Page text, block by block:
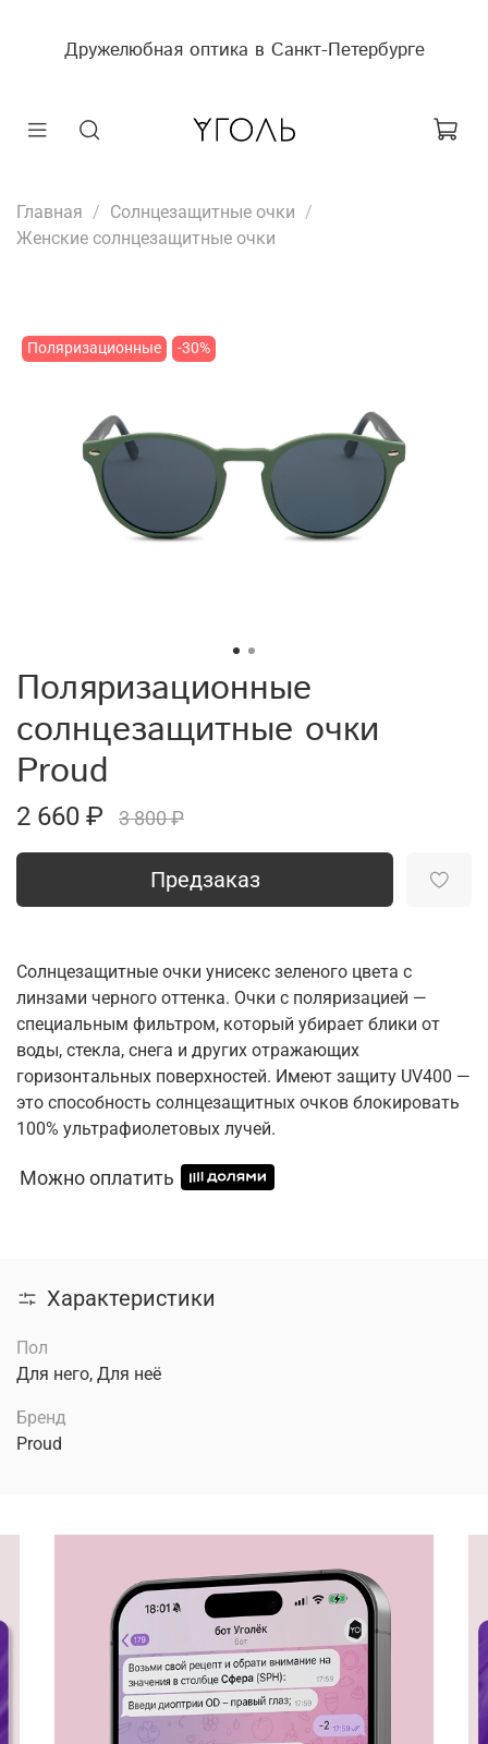
Дружелюбная оптика в Санкт-Петербурге
Главная
Солнцезащитные очки
Женские солнцезащитные очки
Поляризационные -30%
Поляризационные
солнцезащитные очки
Proud
2 660 ₽ 3 800 ₽
Предзаказ
Солнцезащитные очки унисекс зеленого цвета с
линзами черного оттенка. Очки с поляризацией —
специальным фильтром, который убирает блики от
воды, стекла, снега и других отражающих
горизонтальных поверхностей. Имеют защиту UV400 —
это способность солнцезащитных очков блокировать
100% ультрафиолетовых лучей.
Можно оплатить
Характеристики
Пол
Для него, Для неё
Бренд
Proud